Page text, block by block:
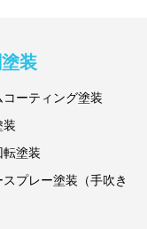
装
コーティング塗装
装
転塗装
スプレー塗装（手吹き